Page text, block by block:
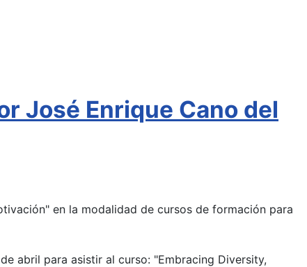
José Enrique Cano del
en la modalidad de cursos de formación para
abril para asistir al curso: "Embracing Diversity,